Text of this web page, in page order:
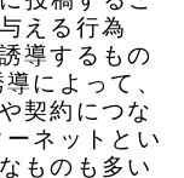
える行為
導するもの
によって、
契約につな
ネットとい
ものも多い